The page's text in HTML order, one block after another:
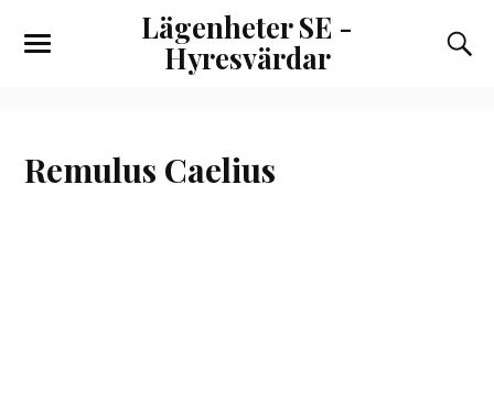
Lägenheter SE -
Hyresvärdar
Remulus Caelius